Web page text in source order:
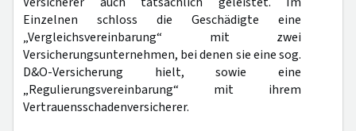
Einzelnen schloss die Geschädigte eine
„Vergleichsvereinbarung“ mit zwei
Versicherungsunternehmen, bei denen sie eine sog.
D&O-Versicherung hielt, sowie eine
„Regulierungsvereinbarung“ mit ihrem
Vertrauensschadenversicherer.